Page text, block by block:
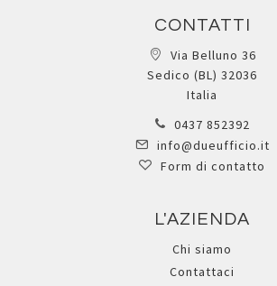
CONTATTI
Via Belluno 36
Sedico (BL) 32036
Italia
0437 852392
info@dueufficio.it
Form di contatto
L'AZIENDA
Chi siamo
Contattaci